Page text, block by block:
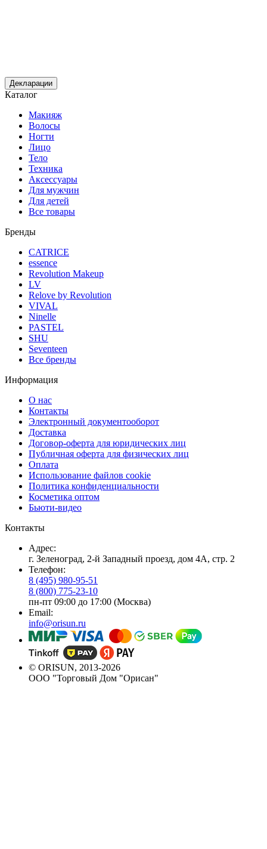
Декларации
Каталог
Макияж
Волосы
Ногти
Лицо
Тело
Техника
Аксессуары
Для мужчин
Для детей
Все товары
Бренды
CATRICE
essence
Revolution Makeup
LV
Relove by Revolution
VIVAL
Ninelle
PASTEL
SHU
Seventeen
Все бренды
Информация
О нас
Контакты
Электронный документооборот
Доставка
Договор-оферта для юридических лиц
Публичная оферта для физических лиц
Оплата
Использование файлов cookie
Политика конфиденциальности
Косметика оптом
Бьюти-видео
Контакты
Адрес:
г. Зеленоград, 2-й Западный проезд, дом 4А, стр. 2
Телефон:
8 (495) 980-95-51
8 (800) 775-23-10
пн-пт 09:00 до 17:00 (Москва)
Email:
info@orisun.ru
© ORISUN, 2013-2026
ООО "Торговый Дом "Орисан"